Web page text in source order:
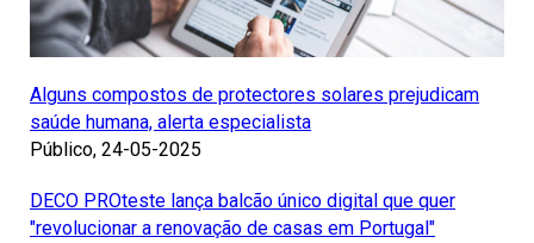
Alguns compostos de protectores solares prejudicam
saúde humana, alerta especialista
Público, 24-05-2025
DECO PROteste lança balcão único digital que quer
"revolucionar a renovação de casas em Portugal"